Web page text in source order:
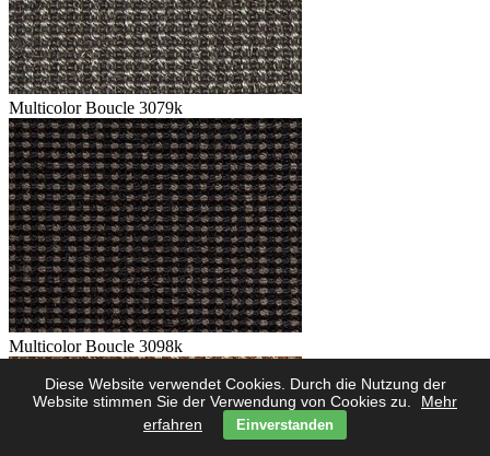
Diese Website verwendet Cookies. Durch die Nutzung der
Website stimmen Sie der Verwendung von Cookies zu.
Mehr
erfahren
Einverstanden
Multicolor Boucle 3079k
Multicolor Boucle 3098k